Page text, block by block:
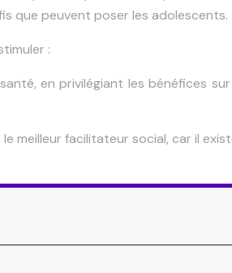
que peuvent poser les adolescents.
:
en privilégiant les bénéfices
meilleur facilitateur social, car il